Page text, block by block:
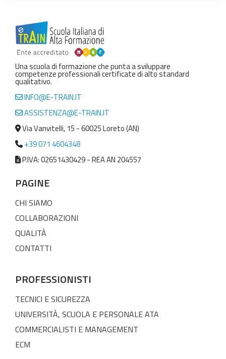
Una scuola di formazione che punta a sviluppare
competenze professionali certificate di alto standard
qualitativo.
INFO@E-TRAIN.IT
ASSISTENZA@E-TRAIN.IT
Via Vanvitelli, 15 - 60025 Loreto (AN)
+39 071 4604348
P.IVA: 02651430429 - REA AN 204557
PAGINE
CHI SIAMO
COLLABORAZIONI
QUALITÀ
CONTATTI
PROFESSIONISTI
TECNICI E SICUREZZA
UNIVERSITÀ, SCUOLA E PERSONALE ATA
COMMERCIALISTI E MANAGEMENT
ECM